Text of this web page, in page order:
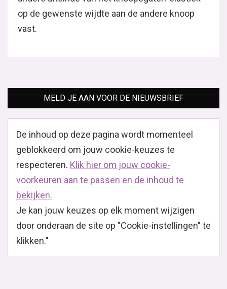
op de gewenste wijdte aan de andere knoop
vast.
MELD JE AAN VOOR DE NIEUWSBRIEF
De inhoud op deze pagina wordt momenteel
geblokkeerd om jouw cookie-keuzes te
respecteren. Klik hier om jouw cookie-
voorkeuren aan te passen en de inhoud te
bekijken.
Je kan jouw keuzes op elk moment wijzigen
door onderaan de site op "Cookie-instellingen" te
klikken."